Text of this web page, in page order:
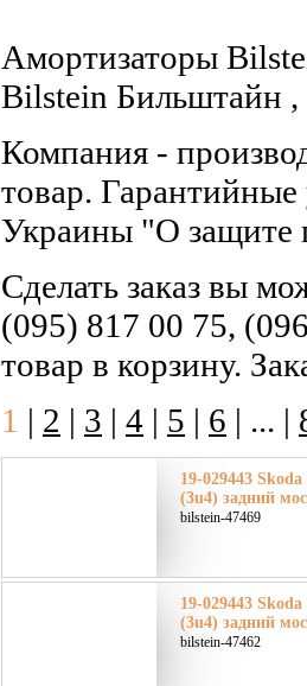
Амортизаторы
Bilstein Бильштайн ,
Компания -
товар. Гарантийные
Украины "О защите
Сделать заказ вы
(095) 817 00 75,
товар в корзину.
1 | 2 | 3 | 4 | 5 | 6 | ... |
19-029443
(3u4) задний
bilstein-47469
19-029443
(3u4) задний
bilstein-47462